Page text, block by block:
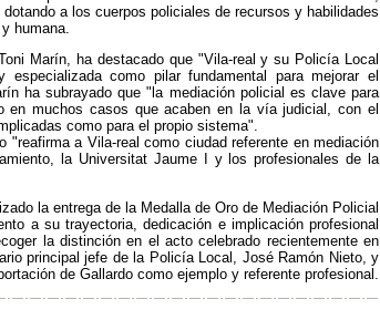
a los cuerpos policiales de recursos y habilidades
humana.
Marín, ha destacado que "Vila-real y su Policía Local
como pilar fundamental para mejorar el
ha subrayado que "la mediación policial es clave para
en muchos casos que acaben en la vía judicial, con el
como para el propio sistema".
a Vila-real como ciudad referente en mediación
la Universitat Jaume I y los profesionales de la
la entrega de la Medalla de Oro de Mediación Policial
a su trayectoria, dedicación e implicación profesional
la distinción en el acto celebrado recientemente en
principal jefe de la Policía Local, José Ramón Nieto, y
de Gallardo como ejemplo y referente profesional.